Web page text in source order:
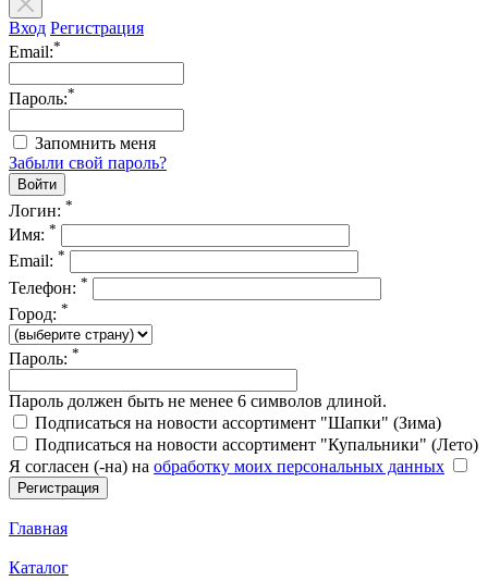
Вход Регистрация
Email:*
Пароль:*
Запомнить меня
Забыли свой пароль?
Логин: *
Имя: *
Email: *
Телефон: *
Город: *
Пароль: *
Пароль должен быть не менее 6 символов длиной.
Подписаться на новости ассортимент "Шапки" (Зима)
Подписаться на новости ассортимент "Купальники" (Лето)
Я согласен (-на) на обработку моих персональных данных
Главная
Каталог